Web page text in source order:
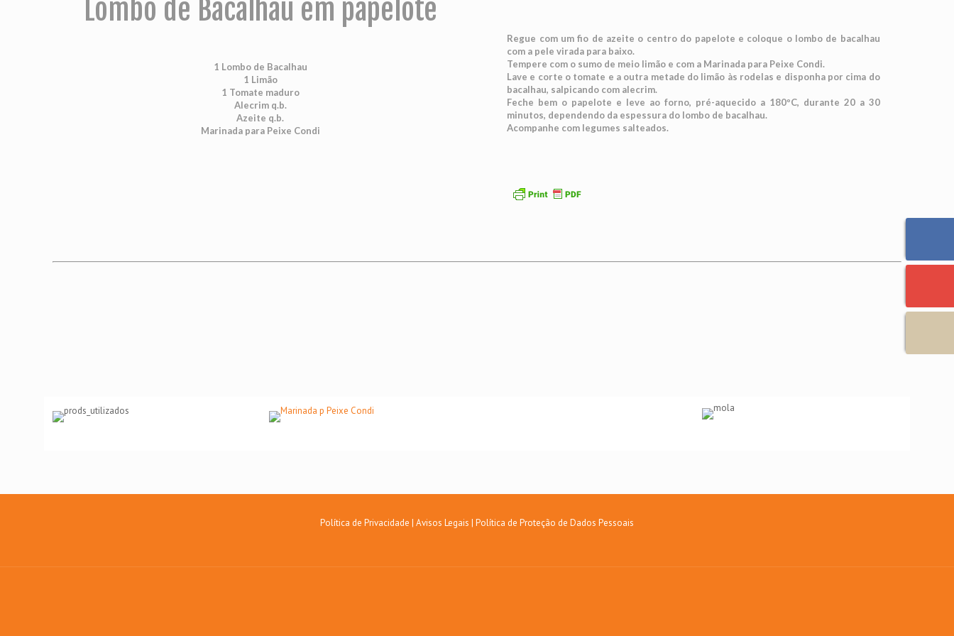
Lombo de Bacalhau em papelote
1 Lombo de Bacalhau
1 Limão
1 Tomate maduro
Alecrim q.b.
Azeite q.b.
Marinada para Peixe Condi
Regue com um fio de azeite o centro do papelote e coloque o lombo de bacalhau
com a pele virada para baixo.
Tempere com o sumo de meio limão e com a Marinada para Peixe Condi.
Lave e corte o tomate e a outra metade do limão às rodelas e disponha por cima do
bacalhau, salpicando com alecrim.
Feche bem o papelote e leve ao forno, pré-aquecido a 180ºC, durante 20 a 30
minutos, dependendo da espessura do lombo de bacalhau.
Acompanhe com legumes salteados.
Política de Privacidade | Avisos Legais | Política de Proteção de Dados Pessoais